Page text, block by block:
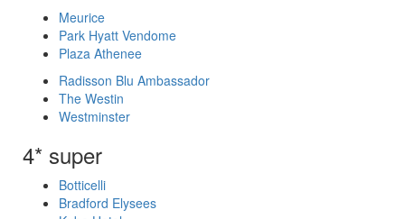
Meurice
Park Hyatt Vendome
Plaza Athenee
Radisson Blu Ambassador
The Westin
Westminster
4* super
Botticelli
Bradford Elysees